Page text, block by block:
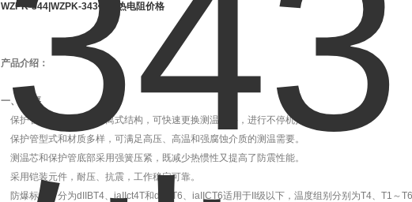
WZPK-344|WZPK-343铠装热电阻价格
产品介绍：
一、概 要
保护管与测量元件为分离式结构，可快速更换测温元件，进行不停机抢修。
保护管型式和材质多样，可满足高压、高温和强腐蚀介质的测温需要。
测温芯和保护管底部采用强簧压紧，既减少热惯性又提高了防震性能。
采用铠装元件，耐压、抗震，工作稳定可靠。
防爆标志：分为dIIBT4、iaIIct4T和dIICT6、iaIICT6适用于II级以下，温度组别分别为T4、T1～